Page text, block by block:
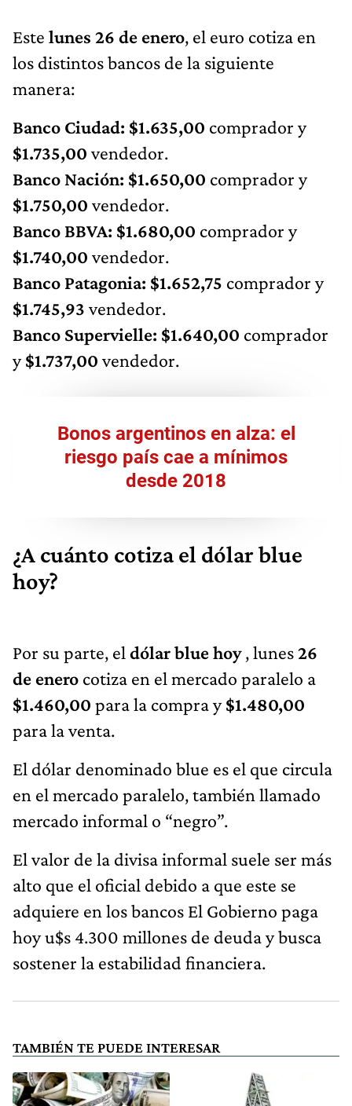
Este lunes 26 de enero, el euro cotiza en
los distintos bancos de la siguiente
manera:
Banco Ciudad: $1.635,00 comprador y
$1.735,00 vendedor.
Banco Nación: $1.650,00 comprador y
$1.750,00 vendedor.
Banco BBVA: $1.680,00 comprador y
$1.740,00 vendedor.
Banco Patagonia: $1.652,75 comprador y
$1.745,93 vendedor.
Banco Supervielle: $1.640,00 comprador
y$1.737,00 vendedor.
Bonos argentinos en alza: el
riesgo país cae a mínimos
desde 2018
¿A cuánto cotiza el dólar blue
hoy?
Por su parte, el dólar blue hoy, lunes26
de enero cotiza en el mercado paralelo a
$1.460,00 para la compra y$1.480,00
para la venta.
El dólar denominado blue es el que circula
en el mercado paralelo, también llamado
mercado informal o “negro”.
El valor de la divisa informal suele ser más
alto que el oficial debido a que este se
adquiere en los bancos El Gobierno paga
hoy u$s 4.300 millones de deuda y busca
sostener la estabilidad financiera.
TAMBIÉN TE PUEDE INTERESAR